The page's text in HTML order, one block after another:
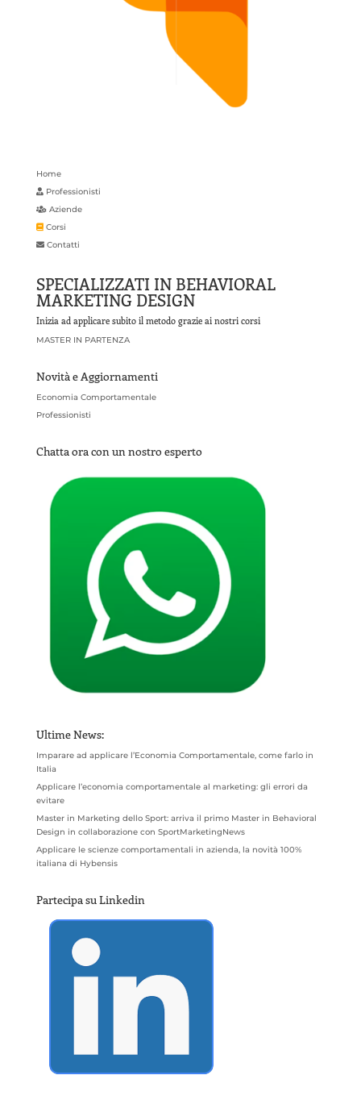
Home
Professionisti
Aziende
Corsi
Contatti
SPECIALIZZATI IN BEHAVIORAL
MARKETING DESIGN
Inizia ad applicare subito il metodo grazie ai nostri corsi
MASTER IN PARTENZA
Novità e Aggiornamenti
Economia Comportamentale
Professionisti
Chatta ora con un nostro esperto
Ultime News:
Imparare ad applicare l’Economia Comportamentale, come farlo in
Italia
Applicare l’economia comportamentale al marketing: gli errori da
evitare
Master in Marketing dello Sport: arriva il primo Master in Behavioral
Design in collaborazione con SportMarketingNews
Applicare le scienze comportamentali in azienda, la novità 100%
italiana di Hybensis
Partecipa su Linkedin